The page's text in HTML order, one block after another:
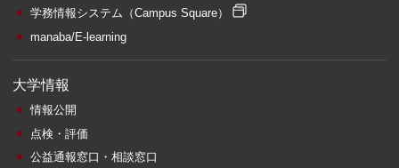
学務情報システム （Campus Square）
manaba/E-learning
大学情報
情報公開
点検・評価
公益通報窓口・相談窓口